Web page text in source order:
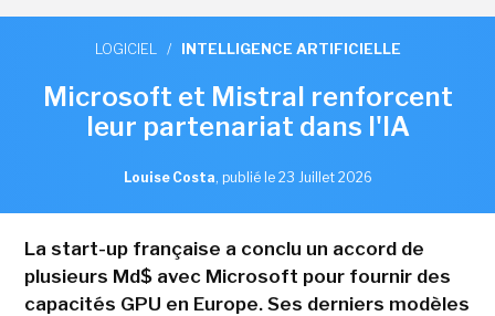
LOGICIEL / INTELLIGENCE ARTIFICIELLE
Microsoft et Mistral renforcent
leur partenariat dans l'IA
Louise Costa, publié le 23 Juillet 2026
La start-up française a conclu un accord de
plusieurs Md$ avec Microsoft pour fournir des
capacités GPU en Europe. Ses derniers modèles